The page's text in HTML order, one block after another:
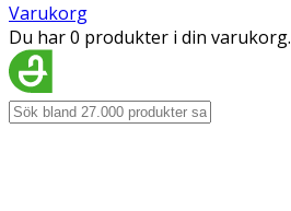
Varukorg
Du har 0 produkter i din varukorg.